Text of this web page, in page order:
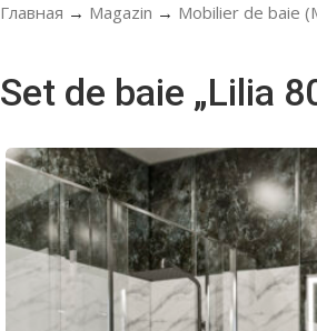
Главная → Magazin → Mobilier de baie
Set de baie „Lilia